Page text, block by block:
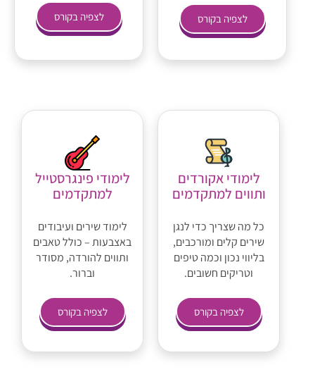
לצפיה בקורס לצפיה בקורס
לימודי אקורדים
ותווים למתקדמים
כל מה שצריך כדי לנגן
שירים קלים ומורכבים,
בליווי נכון וכמה טיפים
וטריקים חשובים.
לצפיה בקורס
לימודי פינגרסטייל
למתקדמים
לימוד שירים ועיבודים
באצבעות – כולל טאבים
ותווים להורדה, מסודר
וברור.
לצפיה בקורס